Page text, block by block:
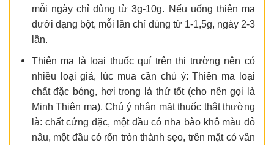
mỗi ngày chỉ dùng từ 3g-10g. Nếu uống thiên ma
dưới dạng bột, mỗi lần chỉ dùng từ 1-1,5g, ngày 2-3
lần.
Thiên ma là loại thuốc quí trên thị trường nên có
nhiều loại giả, lúc mua cần chú ý: Thiên ma loại
chất đặc bóng, hơi trong là thứ tốt (cho nên gọi là
Minh Thiên ma). Chú ý nhận mặt thuốc thật thường
là: chất cứng đặc, một đầu có nha bào khô màu đỏ
nâu, một đầu có rốn tròn thành sẹo, trên mặt có vân